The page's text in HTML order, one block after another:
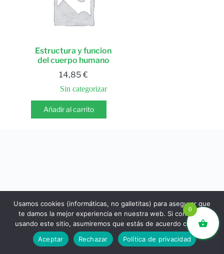
Estructura y funcion
del cuerpo humano
14,85 €
Sin categorizar
Añadir al carrito
libros.eco © - Desde Barcelona para el mundo 💚 |
Devoluciones y reembolsos|Política de Privacidad
0
Usamos cookies (informáticas, no galletitas) para asegurar que
te damos la mejor experiencia en nuestra web. Si continúas
usando este sitio, asumiremos que estás de acuerdo con ello.
Aceptar
Rechazar Política de privacidad